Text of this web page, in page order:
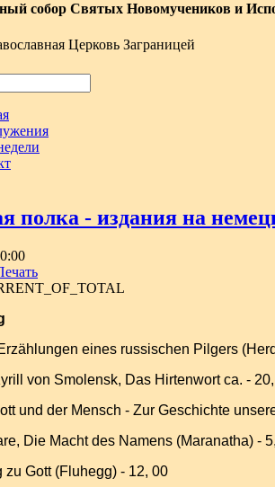
собор Святых Новомучеников и
Церковь Заграницей
полка - издания на
eines russischen Pilgers
von Smolensk, Das Hirtenwortca. -
und der Mensch - Zur Geschichte
Die Macht des Namens (Maranatha) -
zu Gott (Fluhegg) - 12, 00